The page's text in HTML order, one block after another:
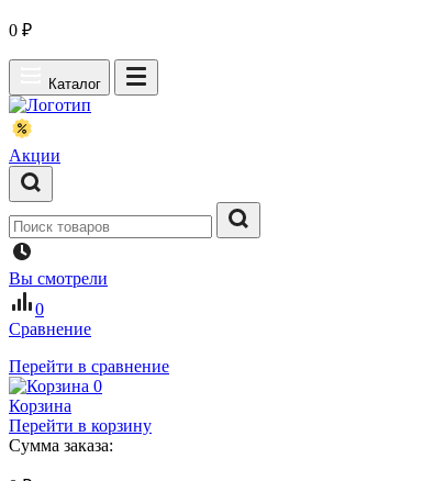
0 ₽
Каталог
Акции
Вы смотрели
0
Сравнение
Перейти в сравнение
0
Корзина
Перейти в корзину
Сумма заказа: